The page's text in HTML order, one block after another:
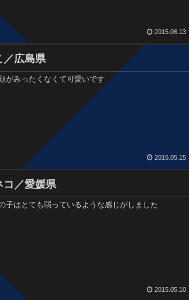
2015.06.13
／広島県
がみったくなくて可愛いです
2015.05.15
コ／愛媛県
子はとても弱っているような感じがしました
2015.05.10